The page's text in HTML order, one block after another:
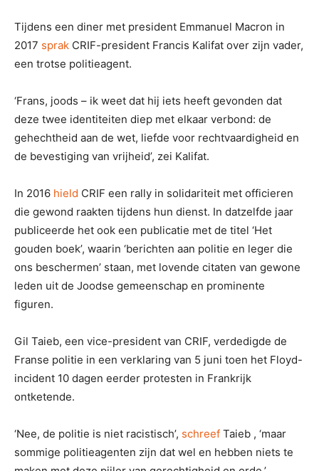
Tijdens een diner met president Emmanuel Macron in
2017 sprak CRIF-president Francis Kalifat over zijn vader,
een trotse politieagent.
‘Frans, joods – ik weet dat hij iets heeft gevonden dat
deze twee identiteiten diep met elkaar verbond: de
gehechtheid aan de wet, liefde voor rechtvaardigheid en
de bevestiging van vrijheid’, zei Kalifat.
In 2016 hield CRIF een rally in solidariteit met officieren
die gewond raakten tijdens hun dienst. In datzelfde jaar
publiceerde het ook een publicatie met de titel ‘Het
gouden boek’, waarin ‘berichten aan politie en leger die
ons beschermen’ staan, met lovende citaten van gewone
leden uit de Joodse gemeenschap en prominente
figuren.
Gil Taieb, een vice-president van CRIF, verdedigde de
Franse politie in een verklaring van 5 juni toen het Floyd-
incident 10 dagen eerder protesten in Frankrijk
ontketende.
‘Nee, de politie is niet racistisch’, schreef Taieb , ‘maar
sommige politieagenten zijn dat wel en hebben niets te